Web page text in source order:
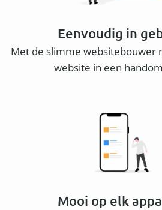
Eenvoudig in
Met de slimme websitebouwer
website in een
Mooi op elk